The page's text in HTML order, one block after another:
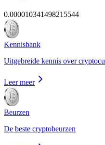
0.000010341498215544
Kennisbank
Uitgebreide kennis over
Leer meer
Beurzen
De beste cryptobeurzen